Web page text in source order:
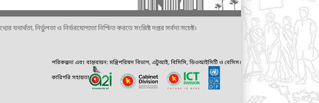
নির্ভুলতা ও নির্ভরযোগ্যতা নিশ্চিত করতে সংশ্লিষ্ট দপ্তর সর্বদা সচেষ্ট।
পরিকল্পনা এবং বাস্তবায়ন: মন্ত্রিপরিষদ বিভাগ, এটুআই, বিসিসি, ডিওআইসিটি ও বেসিস।
কারিগরি সহায়তা